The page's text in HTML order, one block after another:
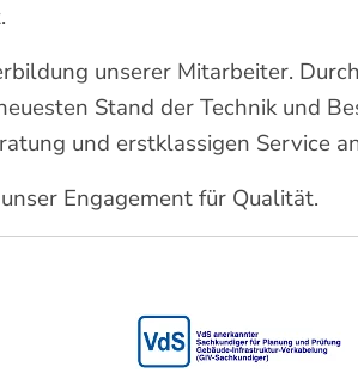
unserer Mitarbeiter.
Stand der Technik und
und erstklassigen Service
Engagement für Qualität.